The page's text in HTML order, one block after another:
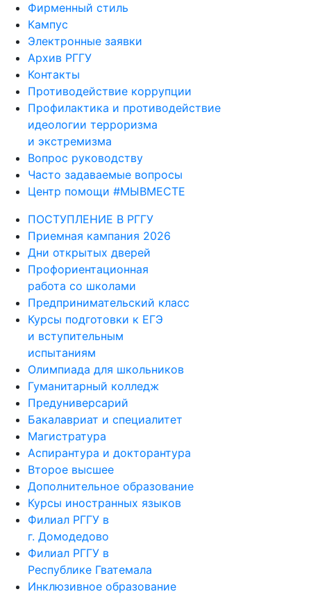
Фирменный стиль
Кампус
Электронные заявки
Архив РГГУ
Контакты
Противодействие коррупции
Профилактика и противодействие
идеологии терроризма
и экстремизма
Вопрос руководству
Часто задаваемые вопросы
Центр помощи #МЫВМЕСТЕ
ПОСТУПЛЕНИЕ В РГГУ
Приемная кампания 2026
Дни открытых дверей
Профориентационная
работа со школами
Предпринимательский класс
Курсы подготовки к ЕГЭ
и вступительным
испытаниям
Олимпиада для школьников
Гуманитарный колледж
Предуниверсарий
Бакалавриат и специалитет
Магистратура
Аспирантура и докторантура
Второе высшее
Дополнительное образование
Курсы иностранных языков
Филиал РГГУ в
г. Домодедово
Филиал РГГУ в
Республике Гватемала
Инклюзивное образование